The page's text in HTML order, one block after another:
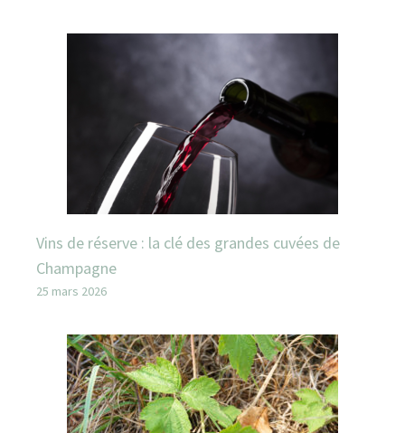
Vins de réserve : la clé des grandes cuvées de
Champagne
25 mars 2026